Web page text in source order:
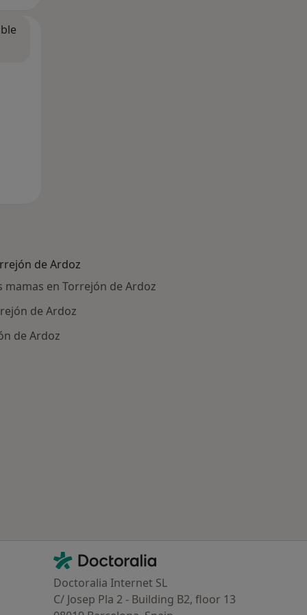
de Ardoz
en Torrejón de Ardoz
de Ardoz
de Ardoz
Contacto
Doctoralia - Página de inicio
Doctoralia Internet SL
C/ Josep Pla 2 - Building B2, floor 13